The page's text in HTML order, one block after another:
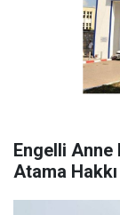
Engelli Anne
Atama Hakkı